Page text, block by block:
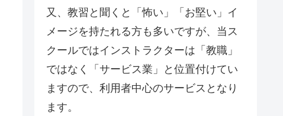
又、教習と聞くと「怖い」「お堅い」イ
メージを持たれる方も多いですが、当ス
クールではインストラクターは「教職」
ではなく「サービス業」と位置付けてい
ますので、利用者中心のサービスとなり
ます。